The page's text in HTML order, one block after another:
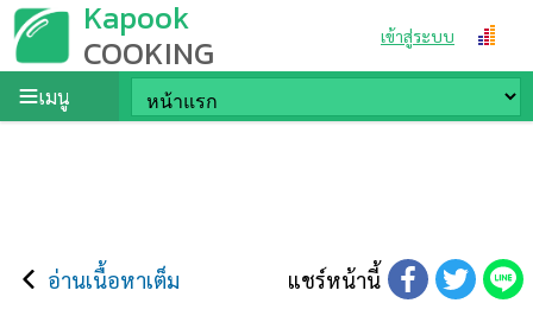
Kapook
COOKING เข้าสู่ระบบ
เมนู
อ่านเนื้อหาเต็ม แชร์หน้านี้